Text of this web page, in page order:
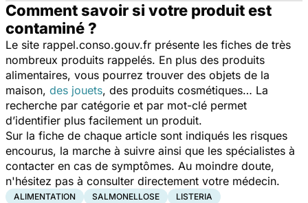
Comment savoir si votre produit est
contaminé ?
Le site rappel.conso.gouv.fr présente les fiches de très
nombreux produits rappelés. En plus des produits
alimentaires, vous pourrez trouver des objets de la
maison, des jouets, des produits cosmétiques… La
recherche par catégorie et par mot-clé permet
d’identifier plus facilement un produit.
Sur la fiche de chaque article sont indiqués les risques
encourus, la marche à suivre ainsi que les spécialistes à
contacter en cas de symptômes. Au moindre doute,
n'hésitez pas à consulter directement votre médecin.
ALIMENTATION SALMONELLOSE
LISTERIA